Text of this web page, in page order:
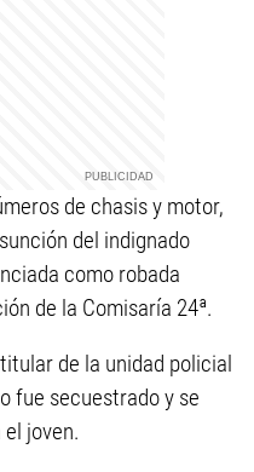
de chasis y motor,
del indignado
como robada
de la Comisaría 24ª.
de la unidad policial
fue secuestrado y se
joven.